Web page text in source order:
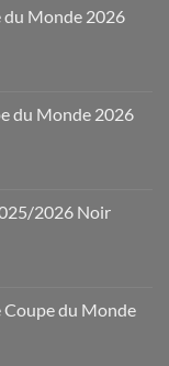
Monde 2026
du Monde 2026
2026 Noir
du Monde